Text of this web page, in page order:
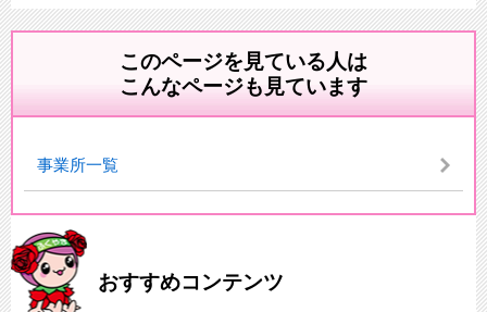
このページを見ている人は
こんなページも見ています
事業所一覧
おすすめコンテンツ